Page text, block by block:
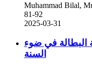
Muhammad Bilal,
81-92
2025-03-31
البطالة في ضوء
السنة